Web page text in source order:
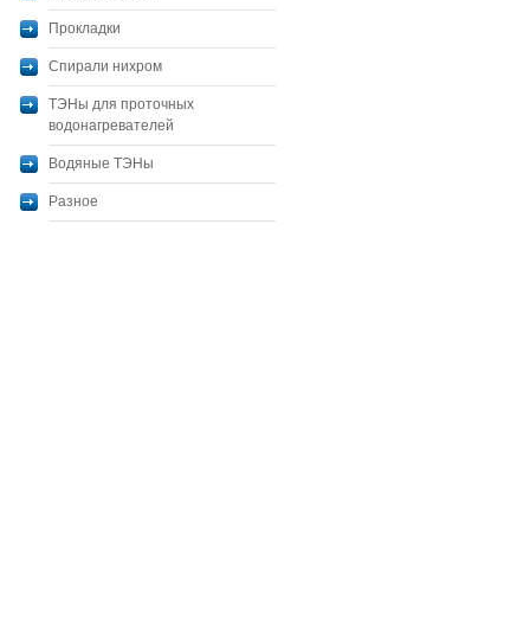
Прокладки
Спирали нихром
ТЭНы для проточных
водонагревателей
Водяные ТЭНы
Разное